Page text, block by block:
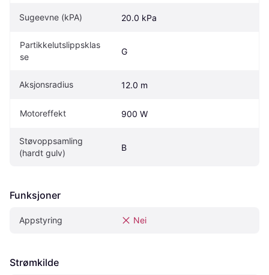
Sugeevne (kPA) 20.0 kPa
Partikkelutslippsklas
se
G
Aksjonsradius 12.0 m
Motoreffekt 900 W
Støvoppsamling
(hardt gulv)
B
Funksjoner
Appstyring Nei
Strømkilde